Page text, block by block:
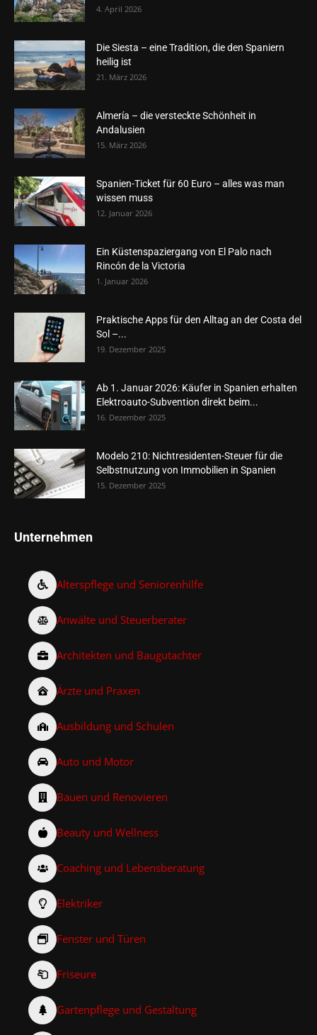
4. April 2026
Die Siesta – eine Tradition, die den Spaniern
heilig ist
21. März 2026
Almería – die versteckte Schönheit in
Andalusien
15. März 2026
Spanien-Ticket für 60 Euro – alles was man
wissen muss
12. Januar 2026
Ein Küstenspaziergang von El Palo nach
Rincón de la Victoria
1. Januar 2026
Praktische Apps für den Alltag an der Costa del
Sol –...
19. Dezember 2025
Ab 1. Januar 2026: Käufer in Spanien erhalten
Elektroauto-Subvention direkt beim...
16. Dezember 2025
Modelo 210: Nichtresidenten-Steuer für die
Selbstnutzung von Immobilien in Spanien
15. Dezember 2025
Unternehmen
Alterspflege und Seniorenhilfe
Anwälte und Steuerberater
Architekten und Baugutachter
Ärzte und Praxen
Ausbildung und Schulen
Auto und Motor
Bauen und Renovieren
Beauty und Wellness
Coaching und Lebensberatung
Elektriker
Fenster und Türen
Friseure
Gartenpflege und Gestaltung